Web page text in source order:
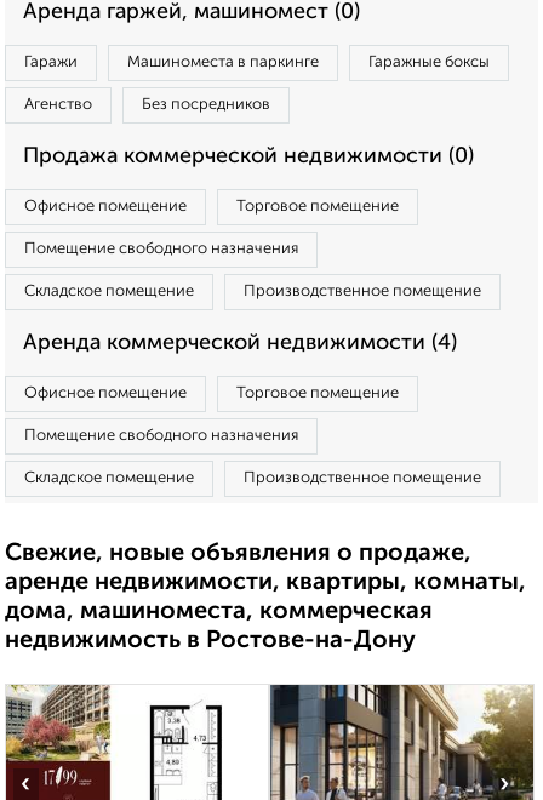
Аренда гаржей, машиномест (0)
Гаражи Машиноместа в паркинге Гаражные боксы
Агенство Без посредников
Продажа коммерческой недвижимости (0)
Офисное помещение Торговое помещение
Помещение свободного назначения
Складское помещение Производственное помещение
Аренда коммерческой недвижимости (4)
Офисное помещение Торговое помещение
Помещение свободного назначения
Складское помещение Производственное помещение
Свежие, новые объявления о продаже,
аренде недвижимости, квартиры, комнаты,
дома, машиноместа, коммерческая
недвижимость в Ростове-на-Дону
‹ ›